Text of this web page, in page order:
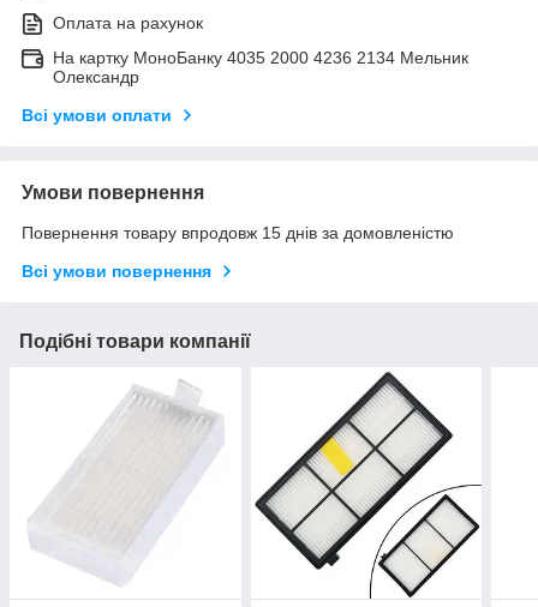
Оплата на рахунок
На картку МоноБанку 4035 2000 4236 2134 Мельник
Олександр
Всі умови оплати
Умови повернення
Повернення товару впродовж 15 днів за домовленістю
Всі умови повернення
Подібні товари компанії